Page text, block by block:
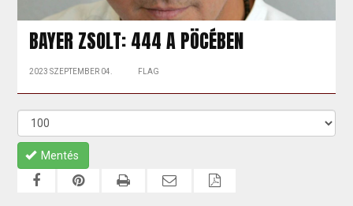
BAYER ZSOLT: 444 A PÖCÉBEN
2023 SZEPTEMBER 04. FLAG
Mentés